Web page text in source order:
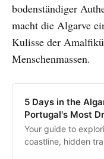
bodenständiger
macht die Algarve
Kulisse der
Menschenmassen.
5 Days in the
Portugal's Most
Your guide to
coastline, hidden